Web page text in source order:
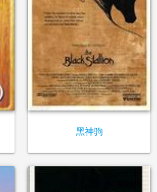
黑神驹